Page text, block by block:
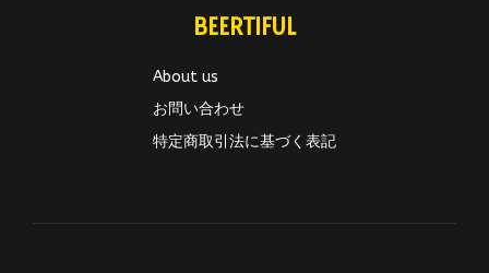
BEERTIFUL
About us
お問い合わせ
特定商取引法に基づく表記